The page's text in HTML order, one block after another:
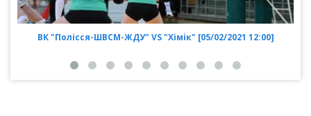
ВК "Полісся-ШВСМ-ЖДУ" VS "Хімік" [05/02/2021 12:00]